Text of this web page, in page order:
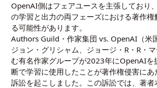
OpenAI側はフェアユースを主張しており
の学習と出力の両フェーズにおける著作権
る可能性があります。
Authors Guild・作家集団 vs. OpenAI（米
ジョン・グリシャム、ジョージ・R・R・
む有名作家グループが2023年にOpenAIを
断で学習に使用したことが著作権侵害にあ
訴訟を起こしました。この訴訟では、著者